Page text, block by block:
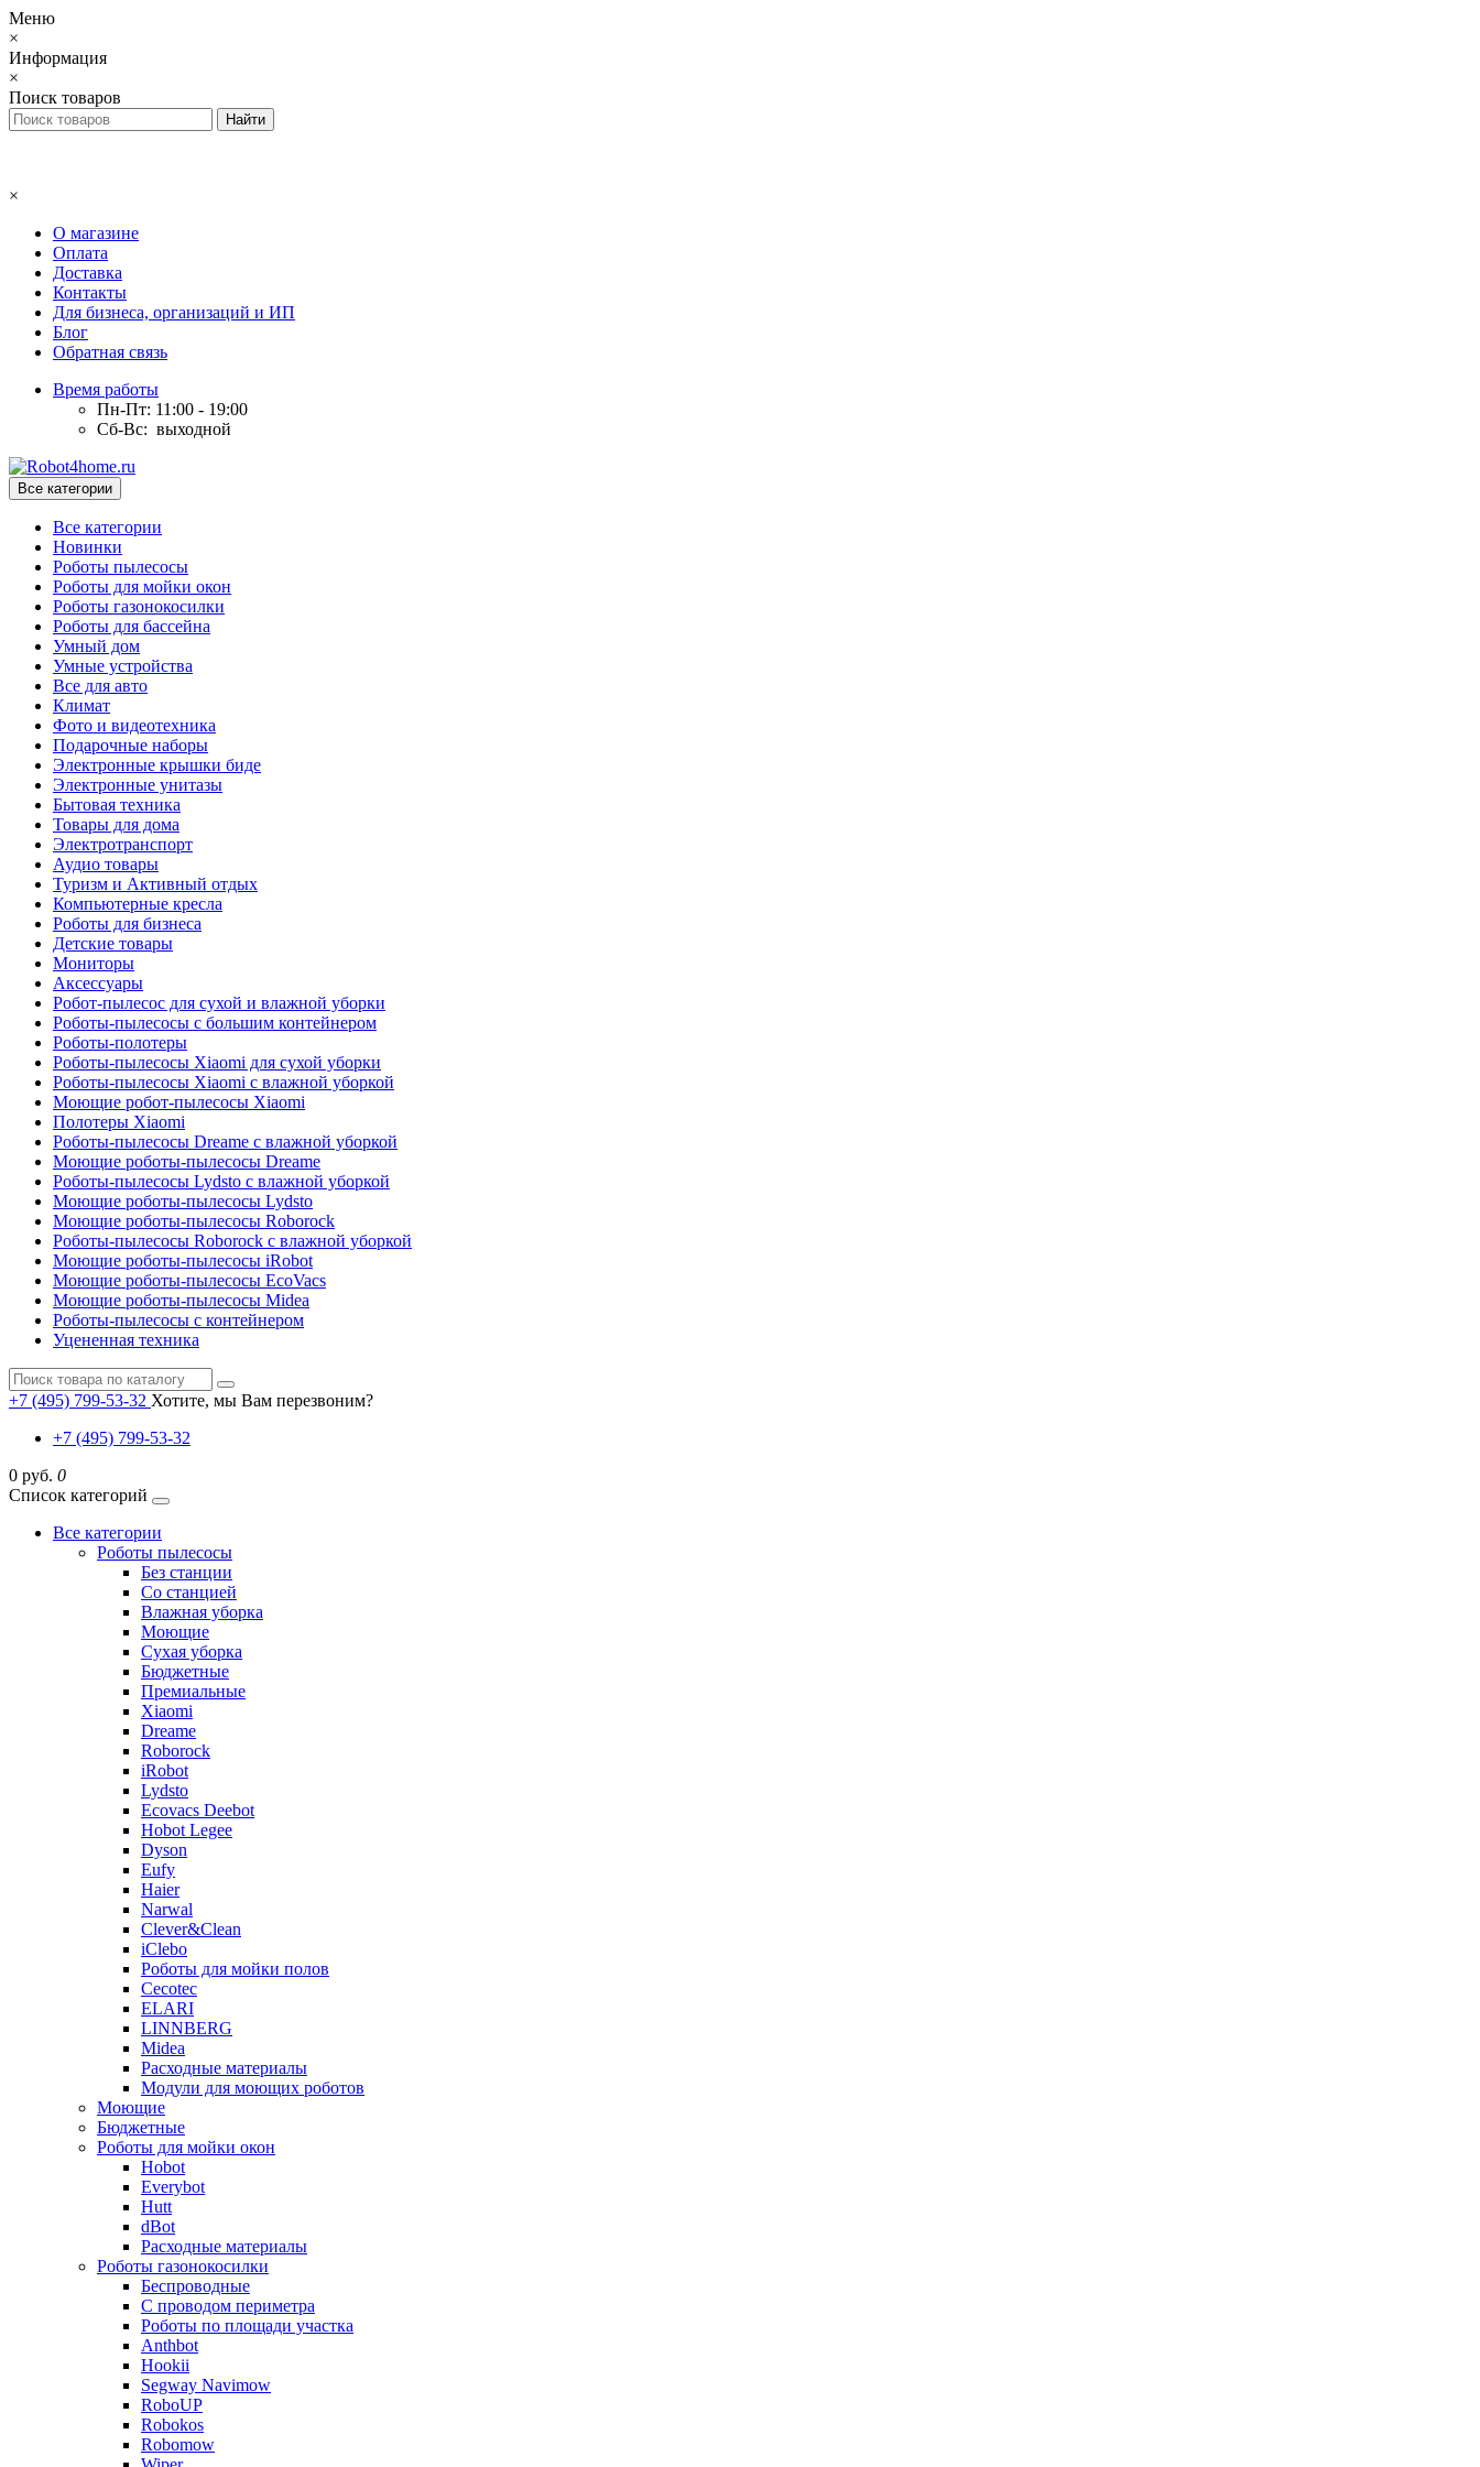
Меню
×
Информация
×
Поиск товаров
×
О магазине
Оплата
Доставка
Контакты
Для бизнеса, организаций и ИП
Блог
Обратная связь
Время работы
Пн-Пт: 11:00 - 19:00
Сб-Вс: выходной
Все категории
Все категории
Новинки
Роботы пылесосы
Роботы для мойки окон
Роботы газонокосилки
Роботы для бассейна
Умный дом
Умные устройства
Все для авто
Климат
Фото и видеотехника
Подарочные наборы
Электронные крышки биде
Электронные унитазы
Бытовая техника
Товары для дома
Электротранспорт
Аудио товары
Туризм и Активный отдых
Компьютерные кресла
Роботы для бизнеса
Детские товары
Мониторы
Аксессуары
Робот-пылесос для сухой и влажной уборки
Роботы-пылесосы с большим контейнером
Роботы-полотеры
Роботы-пылесосы Xiaomi для сухой уборки
Роботы-пылесосы Xiaomi с влажной уборкой
Моющие робот-пылесосы Xiaomi
Полотеры Xiaomi
Роботы-пылесосы Dreame с влажной уборкой
Моющие роботы-пылесосы Dreame
Роботы-пылесосы Lydsto с влажной уборкой
Моющие роботы-пылесосы Lydsto
Моющие роботы-пылесосы Roborock
Роботы-пылесосы Roborock с влажной уборкой
Моющие роботы-пылесосы iRobot
Моющие роботы-пылесосы EcoVacs
Моющие роботы-пылесосы Midea
Роботы-пылесосы с контейнером
Уцененная техника
+7 (495) 799-53-32 Хотите, мы Вам перезвоним?
+7 (495) 799-53-32
0 руб. 0
Список категорий
Все категории
Роботы пылесосы
Без станции
Со станцией
Влажная уборка
Моющие
Сухая уборка
Бюджетные
Премиальные
Xiaomi
Dreame
Roborock
iRobot
Lydsto
Ecovacs Deebot
Hobot Legee
Dyson
Eufy
Haier
Narwal
Clever&Clean
iClebo
Роботы для мойки полов
Cecotec
ELARI
LINNBERG
Midea
Расходные материалы
Модули для моющих роботов
Моющие
Бюджетные
Роботы для мойки окон
Hobot
Everybot
Hutt
dBot
Расходные материалы
Роботы газонокосилки
Беспроводные
С проводом периметра
Роботы по площади участка
Anthbot
Hookii
Segway Navimow
RoboUP
Robokos
Robomow